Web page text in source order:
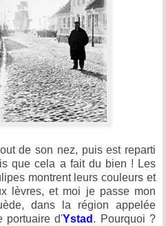
de son nez, puis est reparti
que cela a fait du bien ! Les
montrent leurs couleurs et
lèvres, et moi je passe mon
dans la région appelée
portuaire d'Ystad . Pourquoi ?